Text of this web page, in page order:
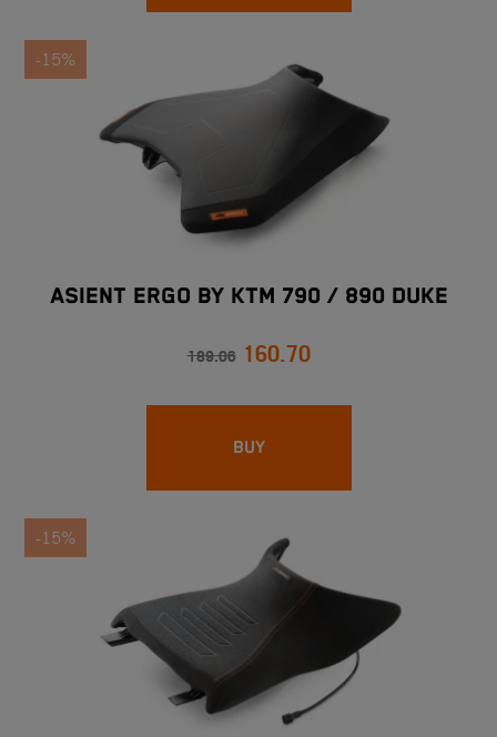
-15%
ASIENT ERGO BY KTM 790 / 890 DUKE
189.06 160.70
BUY
-15%